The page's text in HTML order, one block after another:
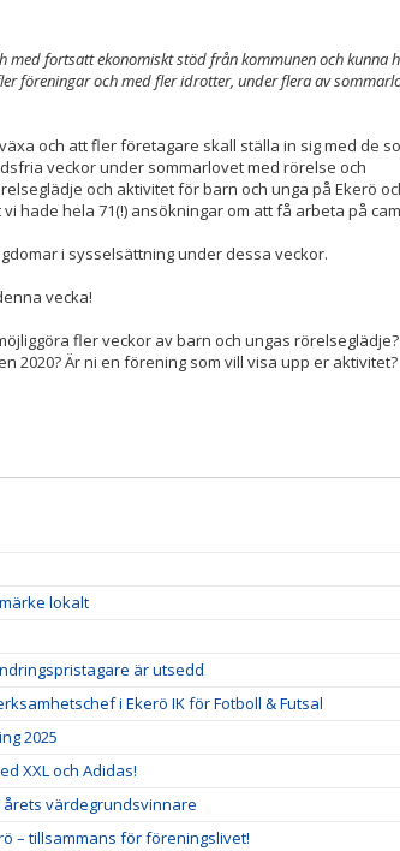
med fortsatt ekonomiskt stöd från kommunen och kunna
föreningar och med fler idrotter, under flera av
och att fler företagare skall ställa in sig med de
veckor under sommarlovet med rörelse och
och aktivitet för barn och unga på Ekerö
hade hela 71(!) ansökningar om att få arbeta på
i sysselsättning under dessa veckor.
vecka!
fler veckor av barn och ungas rörelseglädje?
2020? Är ni en förening som vill visa upp er aktivitet?
lokalt
är utsedd
i Ekerö IK för Fotboll & Futsal
2025
XXL och Adidas!
årets värdegrundsvinnare
– tillsammans för föreningslivet!